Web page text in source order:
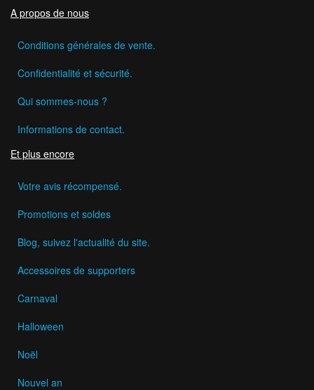
A propos de nous
Conditions générales de vente.
Confidentialité et sécurité.
Qui sommes-nous ?
Informations de contact.
Et plus encore
Votre avis récompensé.
Promotions et soldes
Blog, suivez l'actualité du site.
Accessoires de supporters
Carnaval
Halloween
Noël
Nouvel an